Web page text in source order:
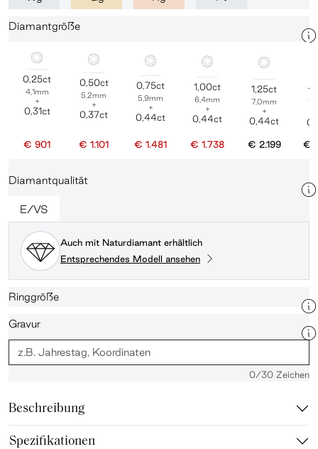
Diamantgröße
0,25ct
4,1mm
+
0,31ct
€ 901
0,50ct
5,2mm
+
0,37ct
€ 1.101
0,75ct
5,9mm
+
0,44ct
€ 1.481
1,00ct
6,4mm
+
0,44ct
€ 1.738
1,25ct
7,0mm
+
0,44ct
€ 2.199 €
Diamantqualität
E/VS
Auch mit Naturdiamant erhältlich
Entsprechendes Modell ansehen
Ringgröße
Gravur
0/30 Zeichen
Beschreibung
Spezifikationen